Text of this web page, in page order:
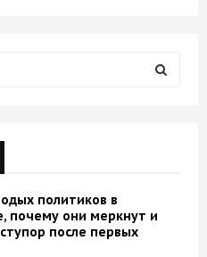
R
политиков в
почему они меркнут и
после первых